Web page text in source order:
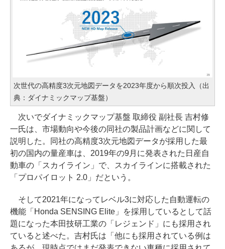
次世代の高精度3次元地図データを2023年度から順次投入（出
典：ダイナミックマップ基盤）
次いでダイナミックマップ基盤 取締役 副社長 吉村修
一氏は、市場動向や今後の同社の製品計画などに関して
説明した。同社の高精度3次元地図データが採用した最
初の国内の量産車は、2019年の9月に発表された日産自
動車の「スカイライン」で、スカイラインに搭載された
「プロパイロット 2.0」だという。
そして2021年になってレベル3に対応した自動運転の
機能「Honda SENSING Elite」を採用しているとして話
題になった本田技研工業の「レジェンド」にも採用され
ていると述べた。吉村氏は「他にも採用されている例は